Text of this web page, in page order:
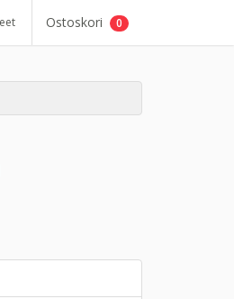
Ostoskori 0